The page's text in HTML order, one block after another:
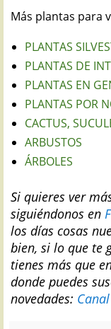
Más plantas para
PLANTAS
PLANTAS DE
PLANTAS EN
PLANTAS POR
CACTUS,
ARBUSTOS
ÁRBOLES
Si quieres ver
siguiéndonos en
los días cosas
bien, si lo que te
tienes más que
donde puedes
novedades: